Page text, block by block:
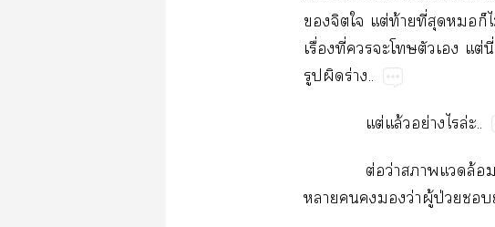
​​​ต่​ท้​ี่​
ื่​ี่​​​​​​
​​ร่..
ต่​ล้​ย่​​ล่..
ต่​ว่​​​ล้
​​​​ว่​ู้​ป่​​ย้